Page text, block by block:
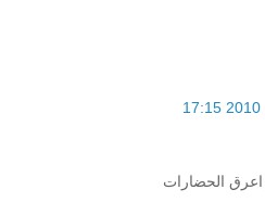
الحضارات